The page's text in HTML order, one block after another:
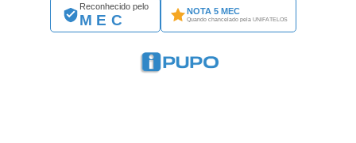
Reconhecido pelo
MEC
NOTA 5 MEC
Quando chancelado pela UNIFATELOS